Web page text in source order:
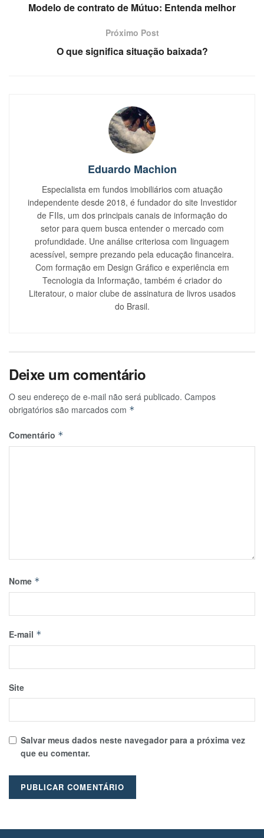
Modelo de contrato de Mútuo: Entenda melhor
Próximo Post
O que significa situação baixada?
Eduardo Machion
Especialista em fundos imobiliários com atuação
independente desde 2018, é fundador do site Investidor
de FIIs, um dos principais canais de informação do
setor para quem busca entender o mercado com
profundidade. Une análise criteriosa com linguagem
acessível, sempre prezando pela educação financeira.
Com formação em Design Gráfico e experiência em
Tecnologia da Informação, também é criador do
Literatour, o maior clube de assinatura de livros usados
do Brasil.
Deixe um comentário
O seu endereço de e-mail não será publicado. Campos
obrigatórios são marcados com *
Comentário *
Nome *
E-mail *
Site
Salvar meus dados neste navegador para a próxima vez
que eu comentar.